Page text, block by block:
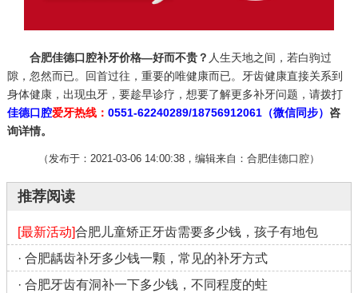
合肥佳德口腔补牙价格—好而不贵？ 人生天地之间，若白驹过
隙，忽然而已。回首过往，重要的唯健康而已。牙齿健康直接关系到
身体健康，出现虫牙，要趁早诊疗，想要了解更多补牙问题，请拨打
佳德口腔爱牙热线： 0551-62240289/18756912061（微信同步） 咨
询详情。
（发布于：2021-03-06 14:00:38，编辑来自：合肥佳德口腔）
推荐阅读
[最新活动]合肥儿童矫正牙齿需要多少钱，孩子有地包
· 合肥龋齿补牙多少钱一颗，常见的补牙方式
· 合肥牙齿有洞补一下多少钱，不同程度的蛀